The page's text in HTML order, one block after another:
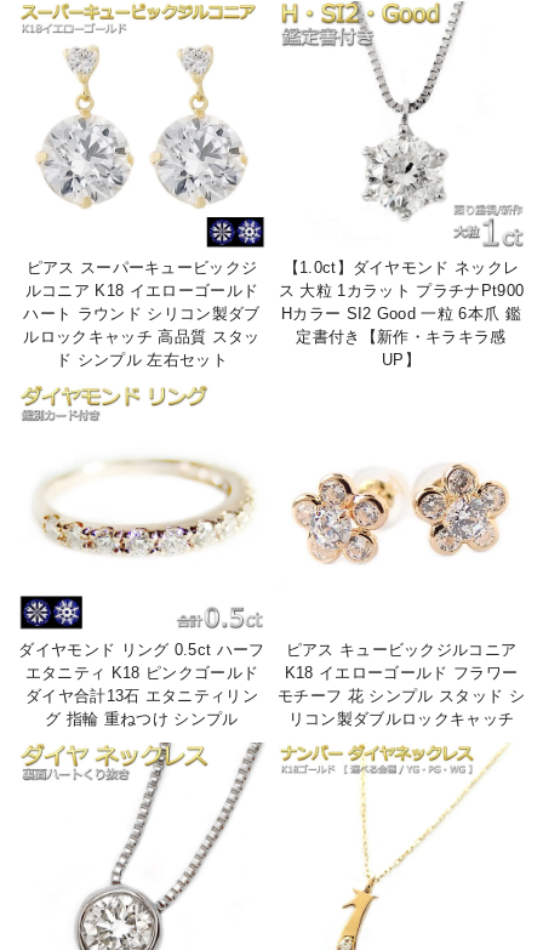
ピアス スーパーキュービックジ
ルコニア K18 イエローゴールド
ハート ラウンド シリコン製ダブ
ルロックキャッチ 高品質 スタッ
ド シンプル 左右セット
【1.0ct】ダイヤモンド ネックレ
ス 大粒 1カラット プラチナPt900
Hカラー SI2 Good 一粒 6本爪 鑑
定書付き【新作・キラキラ感
UP】
ダイヤモンド リング 0.5ct ハーフ
エタニティ K18 ピンクゴールド
ダイヤ合計13石 エタニティリン
グ 指輪 重ねつけ シンプル
ピアス キュービックジルコニア
K18 イエローゴールド フラワー
モチーフ 花 シンプル スタッド シ
リコン製ダブルロックキャッチ